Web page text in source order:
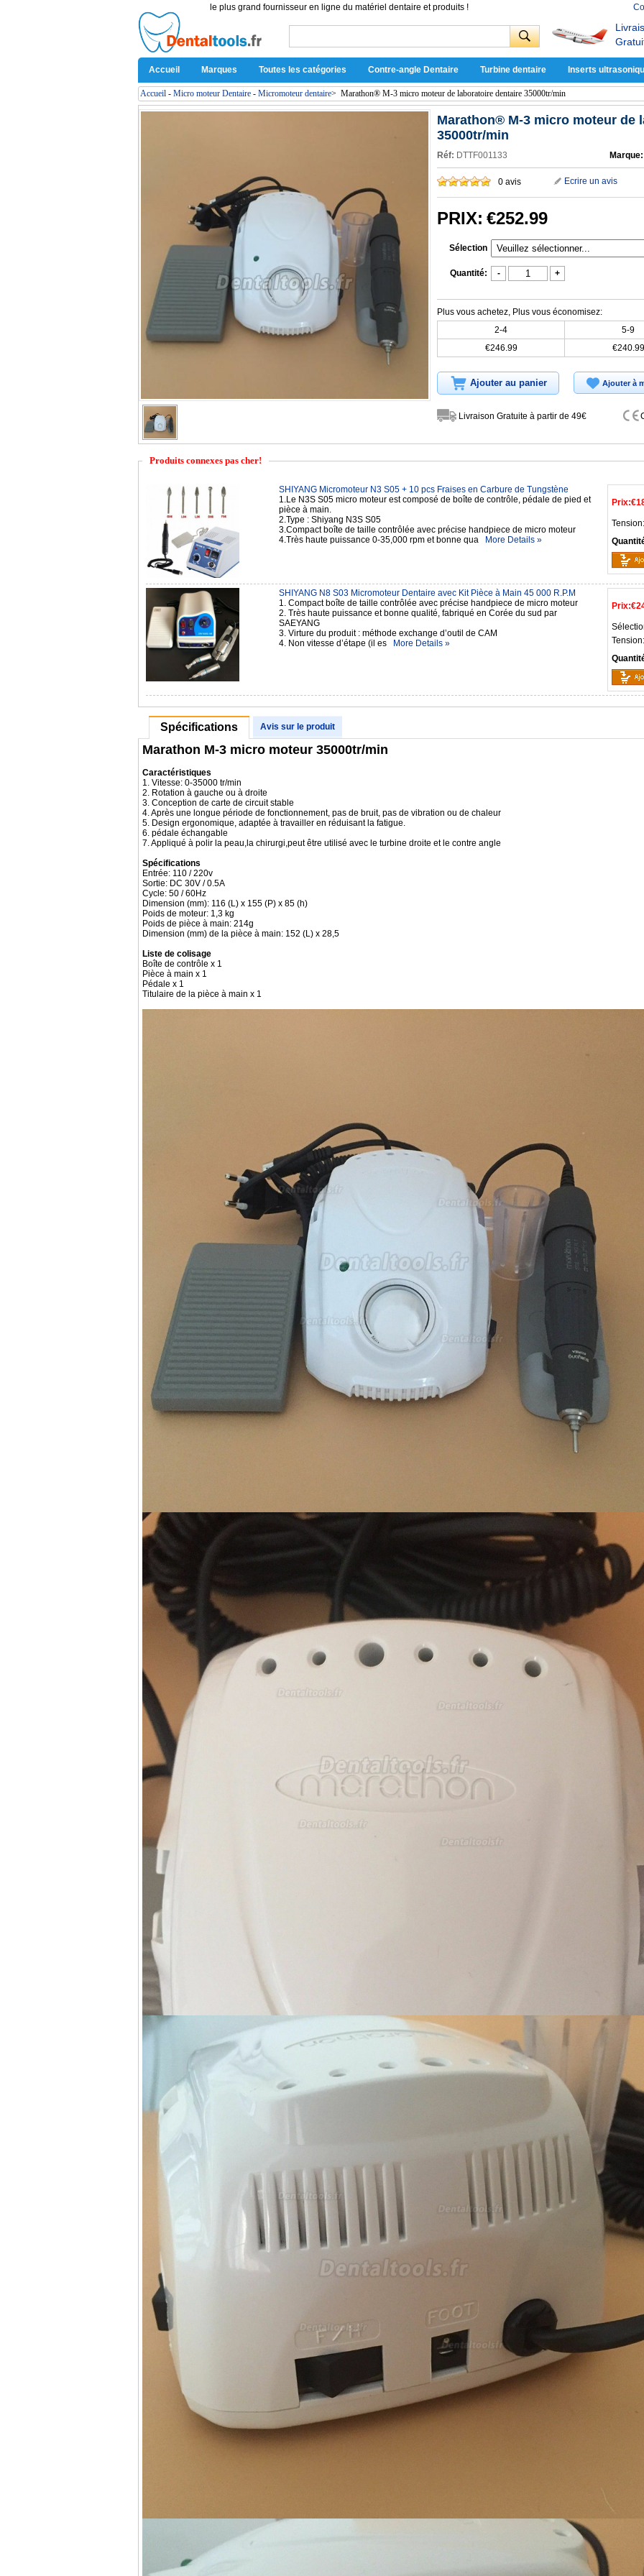
le plus grand fournisseur en ligne du matériel dentaire et produits !
Accueil Marques Toutes les catégories Contre-angle Dentaire Turbine dentaire Inserts
Accueil - Micro moteur Dentaire - Micromoteur dentaire> Marathon® M-3 micro moteur de laboratoire dentaire 35000tr/min
Marathon® M-3 micro moteur de
35000tr/min
Réf: DTTF001133 Marque:
0 avis Ecrire un avis
PRIX: €252.99
Sélection
Quantité: - +
Plus vous achetez, Plus vous économisez:
2-4
5-9
€246.99
€240.99
Ajouter au panier Ajouter à
Livraison Gratuite à partir de 49€
Produits connexes pas cher!
Prix:
Tension:
SHIYANG Micromoteur N3 S05 + 10 pcs Fraises en Carbure de Tungstène
1.Le N3S S05 micro moteur est composé de boîte de contrôle, pédale de pied et
pièce à main.
2.Type : Shiyang N3S S05
3.Compact boîte de taille contrôlée avec précise handpiece de micro moteur
4.Très haute puissance 0-35,000 rpm et bonne qua
More Details »
Prix:
Tension:
SHIYANG N8 S03 Micromoteur Dentaire avec Kit Pièce à Main 45 000 R.P.M
1. Compact boîte de taille contrôlée avec précise handpiece de micro moteur
2. Très haute puissance et bonne qualité, fabriqué en Corée du sud par
SAEYANG
3. Virture du produit : méthode exchange d’outil de CAM
4. Non vitesse d’étape (il es
More Details »
Spécifications Avis sur le produit
Marathon M-3 micro moteur 35000tr/min
Caractéristiques
1. Vitesse: 0-35000 tr/min
2. Rotation à gauche ou à droite
3. Conception de carte de circuit stable
4. Après une longue période de fonctionnement, pas de bruit, pas de vibration ou de chaleur
5. Design ergonomique, adaptée à travailler en réduisant la fatigue.
6. pédale échangable
7. Appliqué à polir la peau,la chirurgi,peut être utilisé avec le turbine droite et le contre angle
Spécifications
Entrée: 110 / 220v
Sortie: DC 30V / 0.5A
Cycle: 50 / 60Hz
Dimension (mm): 116 (L) x 155 (P) x 85 (h)
Poids de moteur: 1,3 kg
Poids de pièce à main: 214g
Dimension (mm) de la pièce à main: 152 (L) x 28,5
Liste de colisage
Boîte de contrôle x 1
Pièce à main x 1
Pédale x 1
Titulaire de la pièce à main x 1